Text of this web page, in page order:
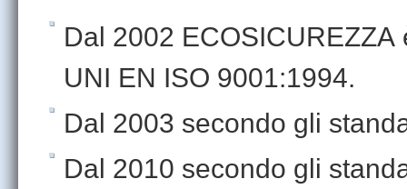
Dal 2002
UNI EN ISO 9001:1994.
Dal 2003 secondo gli
Dal 2010 secondo gli